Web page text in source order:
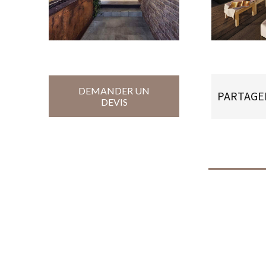
DEMANDER UN
DEVIS